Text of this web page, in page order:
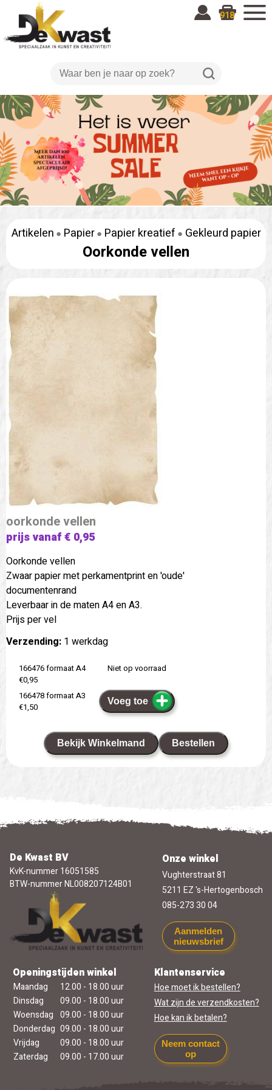
918
Artikelen Papier Papier kreatief Gekleurd papier
Oorkonde vellen
oorkonde vellen
prijs vanaf € 0,95
Oorkonde vellen
Zwaar papier met perkamentprint en 'oude'
documentenrand
Leverbaar in de maten A4 en A3.
Prijs per vel
Verzending: 1 werkdag
166476 formaat A4
€0,95
Niet op voorraad
166478 formaat A3
€1,50
Voeg toe
Bekijk Winkelmand Bestellen
De Kwast BV
KvK-nummer 16051585
BTW-nummer NL008207124B01
Onze winkel
Vughterstraat 81
5211 EZ 's-Hertogenbosch
085-273 30 04
Aanmelden
nieuwsbrief
Openingstijden winkel
Maandag
12.00 - 18.00 uur
Dinsdag
09.00 - 18.00 uur
Woensdag 09.00 - 18.00 uur
Donderdag 09.00 - 18.00 uur
Vrijdag
09.00 - 18.00 uur
Zaterdag
09.00 - 17.00 uur
Klantenservice
Hoe moet ik bestellen?
Wat zijn de verzendkosten?
Hoe kan ik betalen?
Neem contact
op